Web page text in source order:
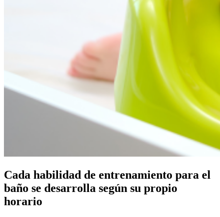
Cada habilidad de entrenamiento para el
baño se desarrolla según su propio
horario